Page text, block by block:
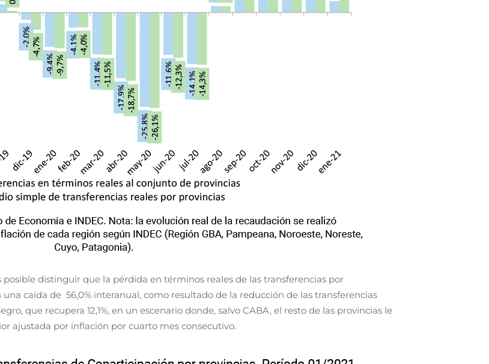
distinguir que la pérdida en términos reales de las transferencias por
caída de 56,0% interanual, como resultado de la reducción de las transferencias
que recupera 12,1%, en un escenario donde, salvo CABA, el resto de las provincias le
ajustada por inflación por cuarto mes consecutivo.